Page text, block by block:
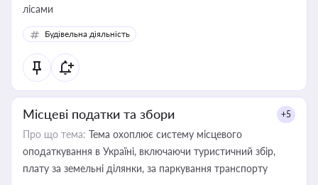
лісами
Будівельна діяльність
Місцеві податки та збори +5
Про що тема: Тема охоплює систему місцевого
оподаткування в Україні, включаючи туристичний збір,
плату за земельні ділянки, за паркування транспорту